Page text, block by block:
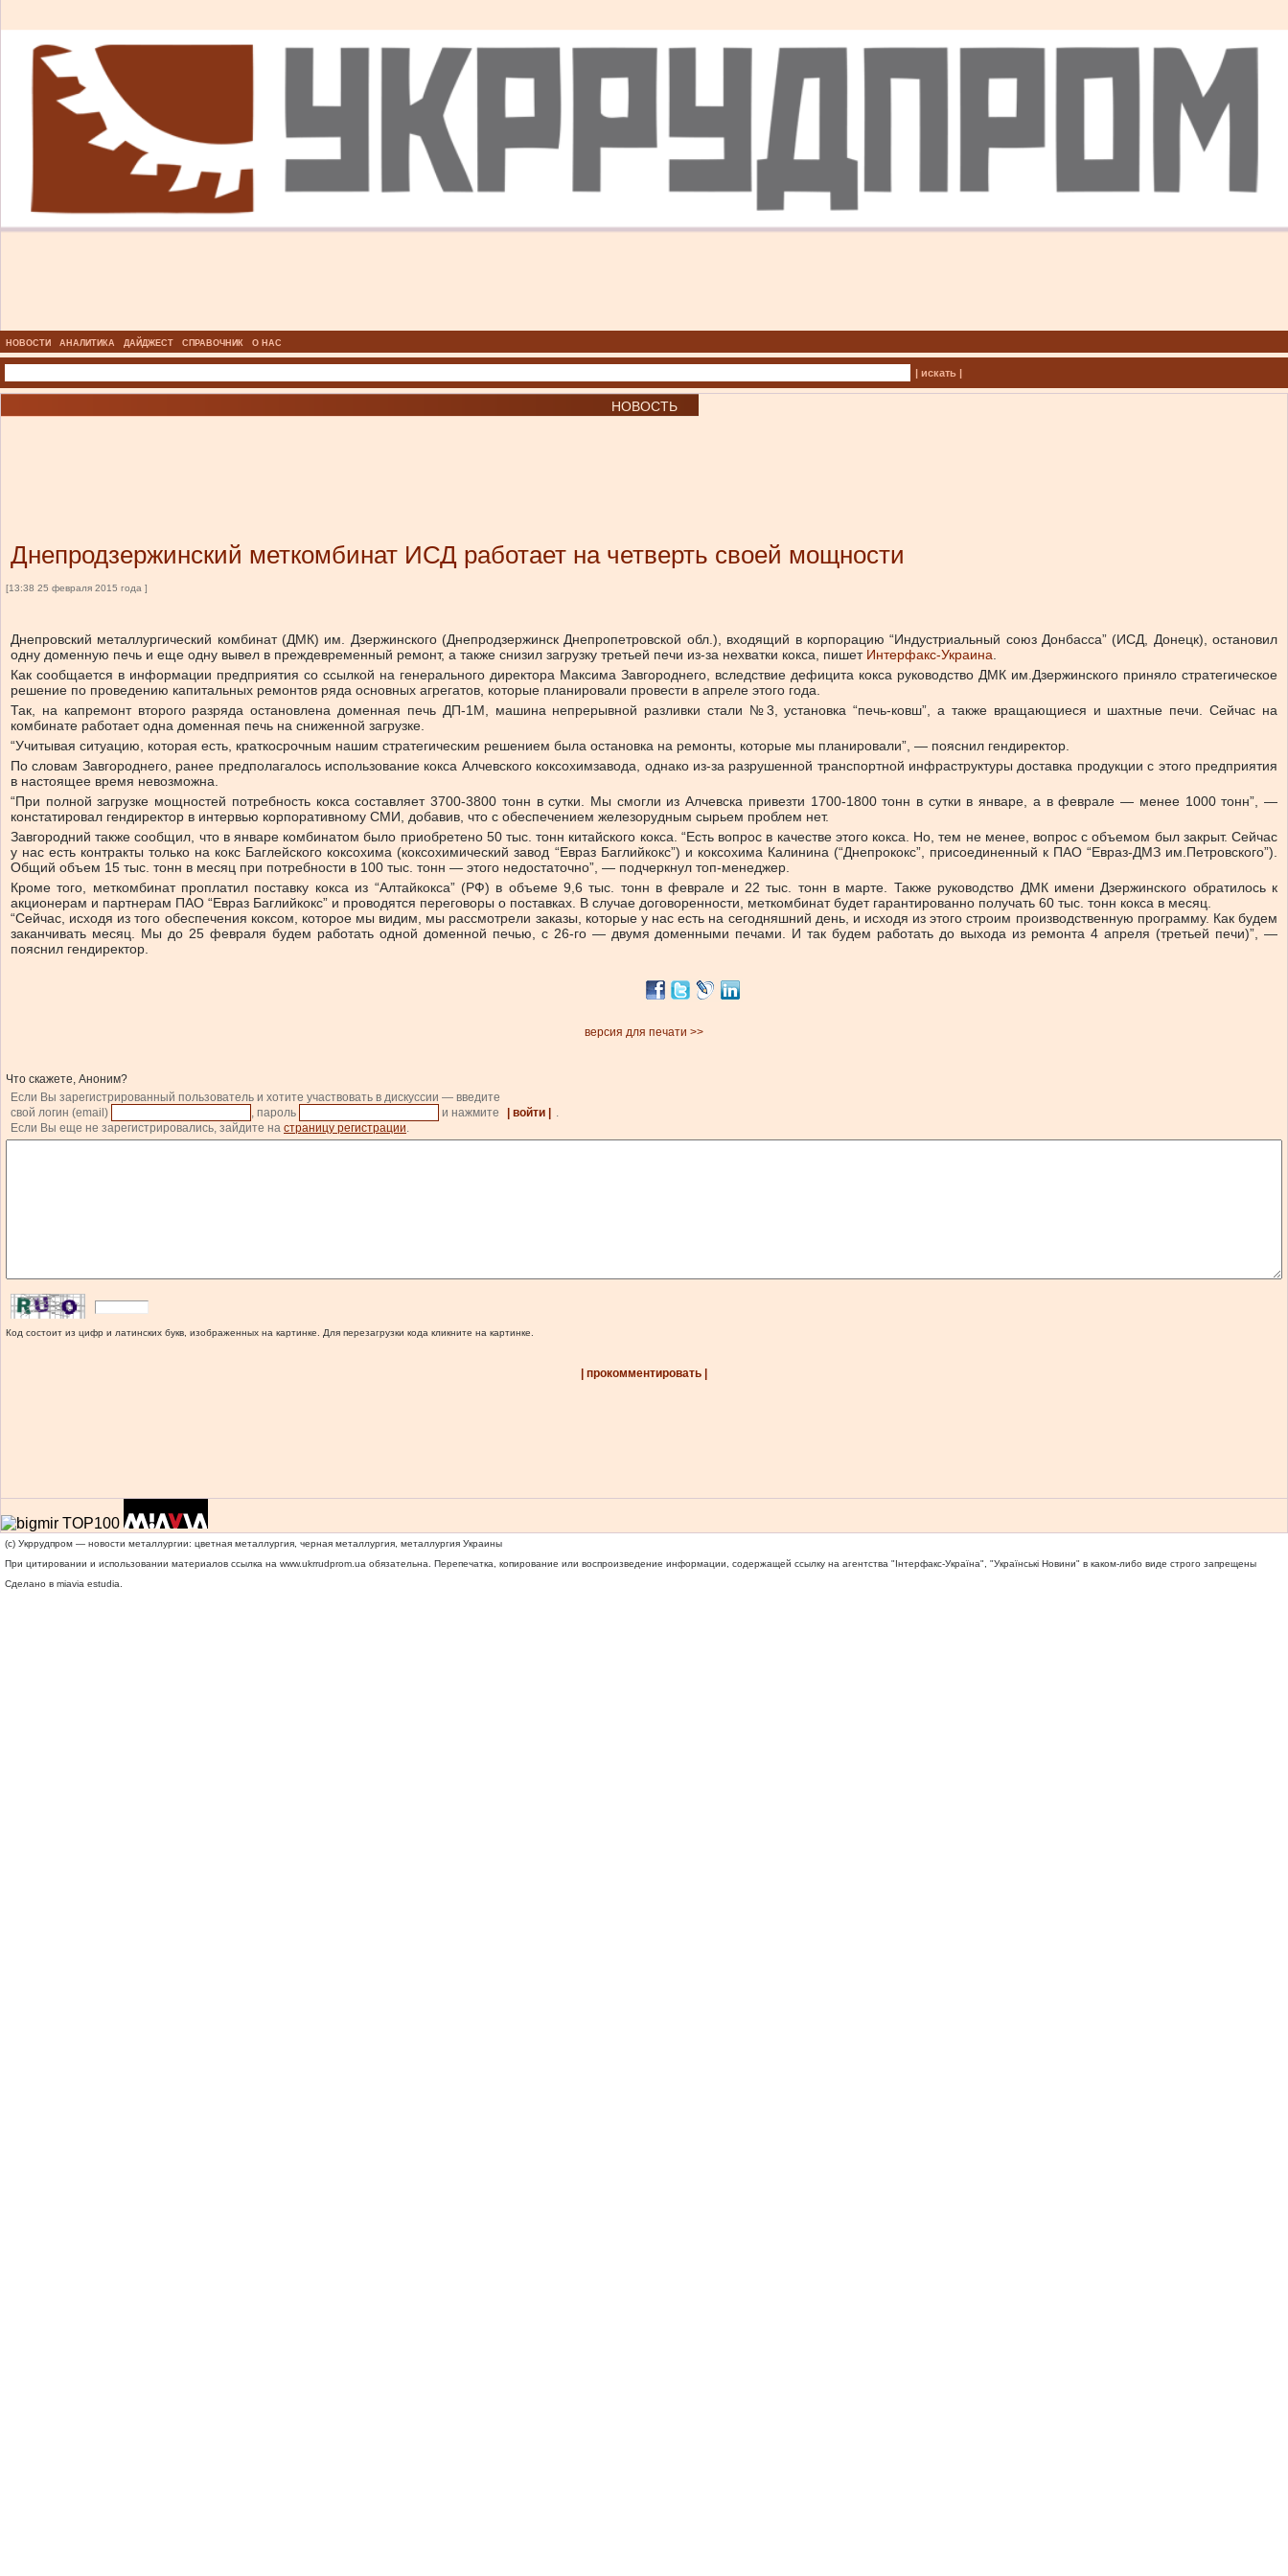
НОВОСТИ АНАЛИТИКА ДАЙДЖЕСТ СПРАВОЧНИК О НАС
| искать |
НОВОСТЬ
Днепродзержинский меткомбинат ИСД работает на четверть своей мощности
[13:38 25 февраля 2015 года ]
Днепровский металлургический комбинат (ДМК) им. Дзержинского (Днепродзержинск Днепропетровской обл.), входящий в корпорацию “Индустриальный союз Донбасса” (ИСД, Донецк), остановил
одну доменную печь и еще одну вывел в преждевременный ремонт, а также снизил загрузку третьей печи из-за нехватки кокса, пишет Интерфакс-Украина
Как сообщается в информации предприятия со ссылкой на генерального директора Максима Завгороднего, вследствие дефицита кокса руководство ДМК им.Дзержинского приняло стратегическое
решение по проведению капитальных ремонтов ряда основных агрегатов, которые планировали провести в апреле этого года.
Так, на капремонт второго разряда остановлена доменная печь ДП-1М, машина непрерывной разливки стали №3, установка “печь-ковш”, а также вращающиеся и шахтные печи. Сейчас на
комбинате работает одна доменная печь на сниженной загрузке.
“Учитывая ситуацию, которая есть, краткосрочным нашим стратегическим решением была остановка на ремонты, которые мы планировали”, — пояснил гендиректор.
По словам Завгороднего, ранее предполагалось использование кокса Алчевского коксохимзавода, однако из-за разрушенной транспортной инфраструктуры доставка продукции с этого предприятия
в настоящее время невозможна.
“При полной загрузке мощностей потребность кокса составляет 3700-3800 тонн в сутки. Мы смогли из Алчевска привезти 1700-1800 тонн в сутки в январе, а в феврале — менее 1000 тонн”, —
констатировал гендиректор в интервью корпоративному СМИ, добавив, что с обеспечением железорудным сырьем проблем нет.
Завгородний также сообщил, что в январе комбинатом было приобретено 50 тыс. тонн китайского кокса. “Есть вопрос в качестве этого кокса. Но, тем не менее, вопрос с объемом был закрыт. Сейчас
у нас есть контракты только на кокс Баглейского коксохима (коксохимический завод “Евраз Баглийкокс”) и коксохима Калинина (“Днепрококс”, присоединенный к ПАО “Евраз-ДМЗ им.Петровского”).
Общий объем 15 тыс. тонн в месяц при потребности в 100 тыс. тонн — этого недостаточно”, — подчеркнул топ-менеджер.
Кроме того, меткомбинат проплатил поставку кокса из “Алтайкокса” (РФ) в объеме 9,6 тыс. тонн в феврале и 22 тыс. тонн в марте. Также руководство ДМК имени Дзержинского обратилось к
акционерам и партнерам ПАО “Евраз Баглийкокс” и проводятся переговоры о поставках. В случае договоренности, меткомбинат будет гарантированно получать 60 тыс. тонн кокса в месяц.
“Сейчас, исходя из того обеспечения коксом, которое мы видим, мы рассмотрели заказы, которые у нас есть на сегодняшний день, и исходя из этого строим производственную программу. Как будем
заканчивать месяц. Мы до 25 февраля будем работать одной доменной печью, с 26-го — двумя доменными печами. И так будем работать до выхода из ремонта 4 апреля (третьей печи)”, —
пояснил гендиректор.
версия для печати >>
Что скажете, Аноним?
Если Вы зарегистрированный пользователь и хотите участвовать в дискуссии — введите
свой логин (email)
, пароль и нажмите | войти |
.
Если Вы еще не зарегистрировались, зайдите на страницу регистрации.
Код состоит из цифр и латинских букв, изображенных на картинке. Для перезагрузки кода кликните на картинке.
| прокомментировать |
(c) Укррудпром — новости металлургии: цветная металлургия, черная металлургия, металлургия Украины
При цитировании и использовании материалов ссылка на www.ukrrudprom.ua обязательна. Перепечатка, копирование или воспроизведение информации, содержащей ссылку на агентства "Iнтерфакс-Україна", "Українськi Новини" в каком-либо виде строго запрещены
Сделано в miavia estudia.